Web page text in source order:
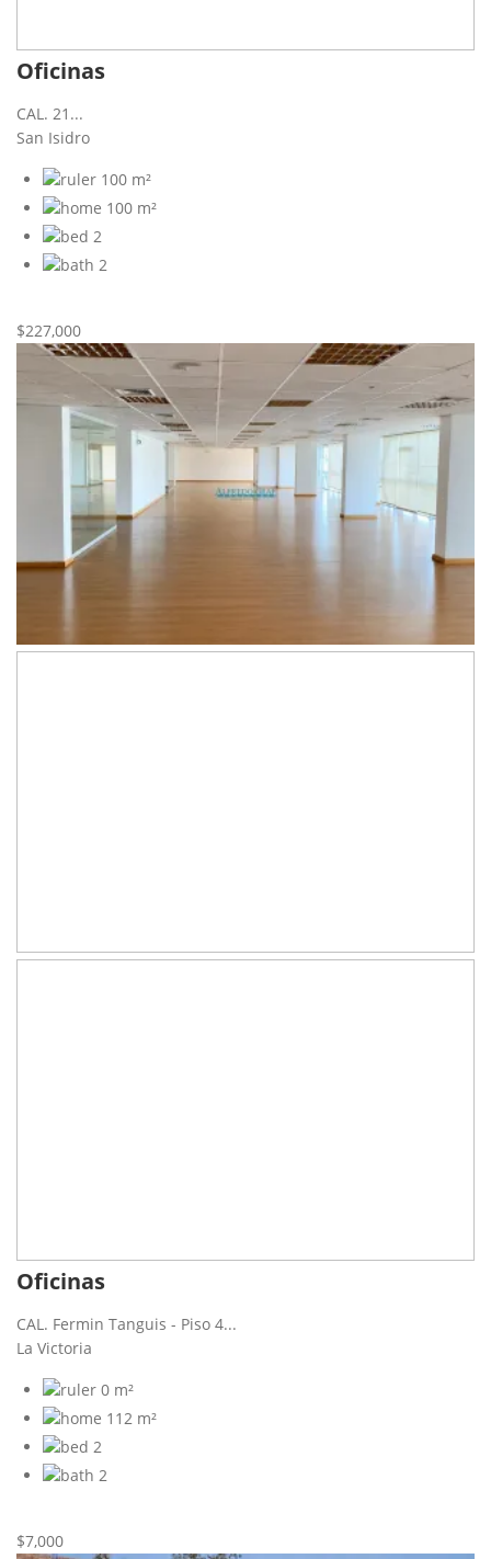
Oficinas
CAL. 21...
San Isidro
100 m²
100 m²
2
2
$227,000
Oficinas
CAL. Fermin Tanguis - Piso 4...
La Victoria
0 m²
112 m²
2
2
$7,000